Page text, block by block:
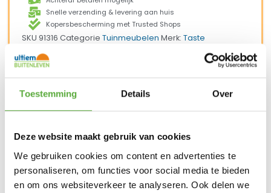
Toestemming Details Over
Deze website maakt gebruik van cookies
We gebruiken cookies om content en advertenties te
personaliseren, om functies voor social media te bieden
en om ons websiteverkeer te analyseren. Ook delen we
Snelle verzending & levering aan huis
Kopersbescherming met Trusted Shops
SKU91316Categorie Tuinmeubelen Merk:Taste
Merk
Taste by 4 Seasons Outdoor
Kleur
Materiaal 2
Vlechtwerk
Hoogte
62 cm